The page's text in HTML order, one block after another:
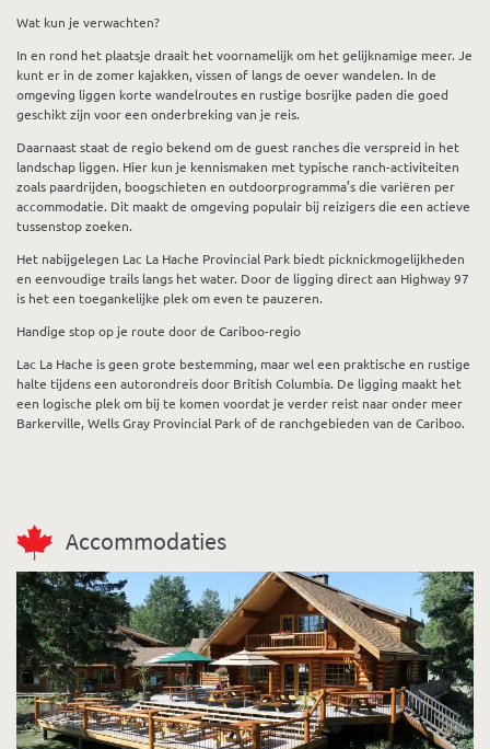
Wat kun je verwachten?
In en rond het plaatsje draait het voornamelijk om het gelijknamige meer. Je
kunt er in de zomer kajakken, vissen of langs de oever wandelen. In de
omgeving liggen korte wandelroutes en rustige bosrijke paden die goed
geschikt zijn voor een onderbreking van je reis.
Daarnaast staat de regio bekend om de guest ranches die verspreid in het
landschap liggen. Hier kun je kennismaken met typische ranch-activiteiten
zoals paardrijden, boogschieten en outdoorprogramma’s die variëren per
accommodatie. Dit maakt de omgeving populair bij reizigers die een actieve
tussenstop zoeken.
Het nabijgelegen Lac La Hache Provincial Park biedt picknickmogelijkheden
en eenvoudige trails langs het water. Door de ligging direct aan Highway 97
is het een toegankelijke plek om even te pauzeren.
Handige stop op je route door de Cariboo-regio
Lac La Hache is geen grote bestemming, maar wel een praktische en rustige
halte tijdens een autorondreis door British Columbia. De ligging maakt het
een logische plek om bij te komen voordat je verder reist naar onder meer
Barkerville, Wells Gray Provincial Park of de ranchgebieden van de Cariboo.
Accommodaties